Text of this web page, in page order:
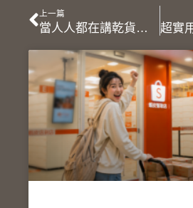
上一頁
上一篇
當人人都在講乾貨，如何讓內容脫穎而出? 你必須學會講故事